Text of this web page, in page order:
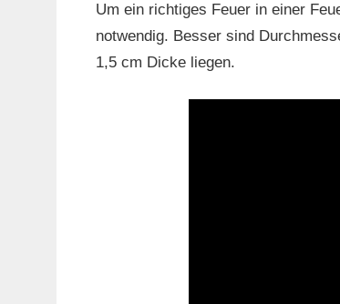
Um ein richtiges Feuer in einer
notwendig. Besser sind
1,5 cm Dicke liegen.